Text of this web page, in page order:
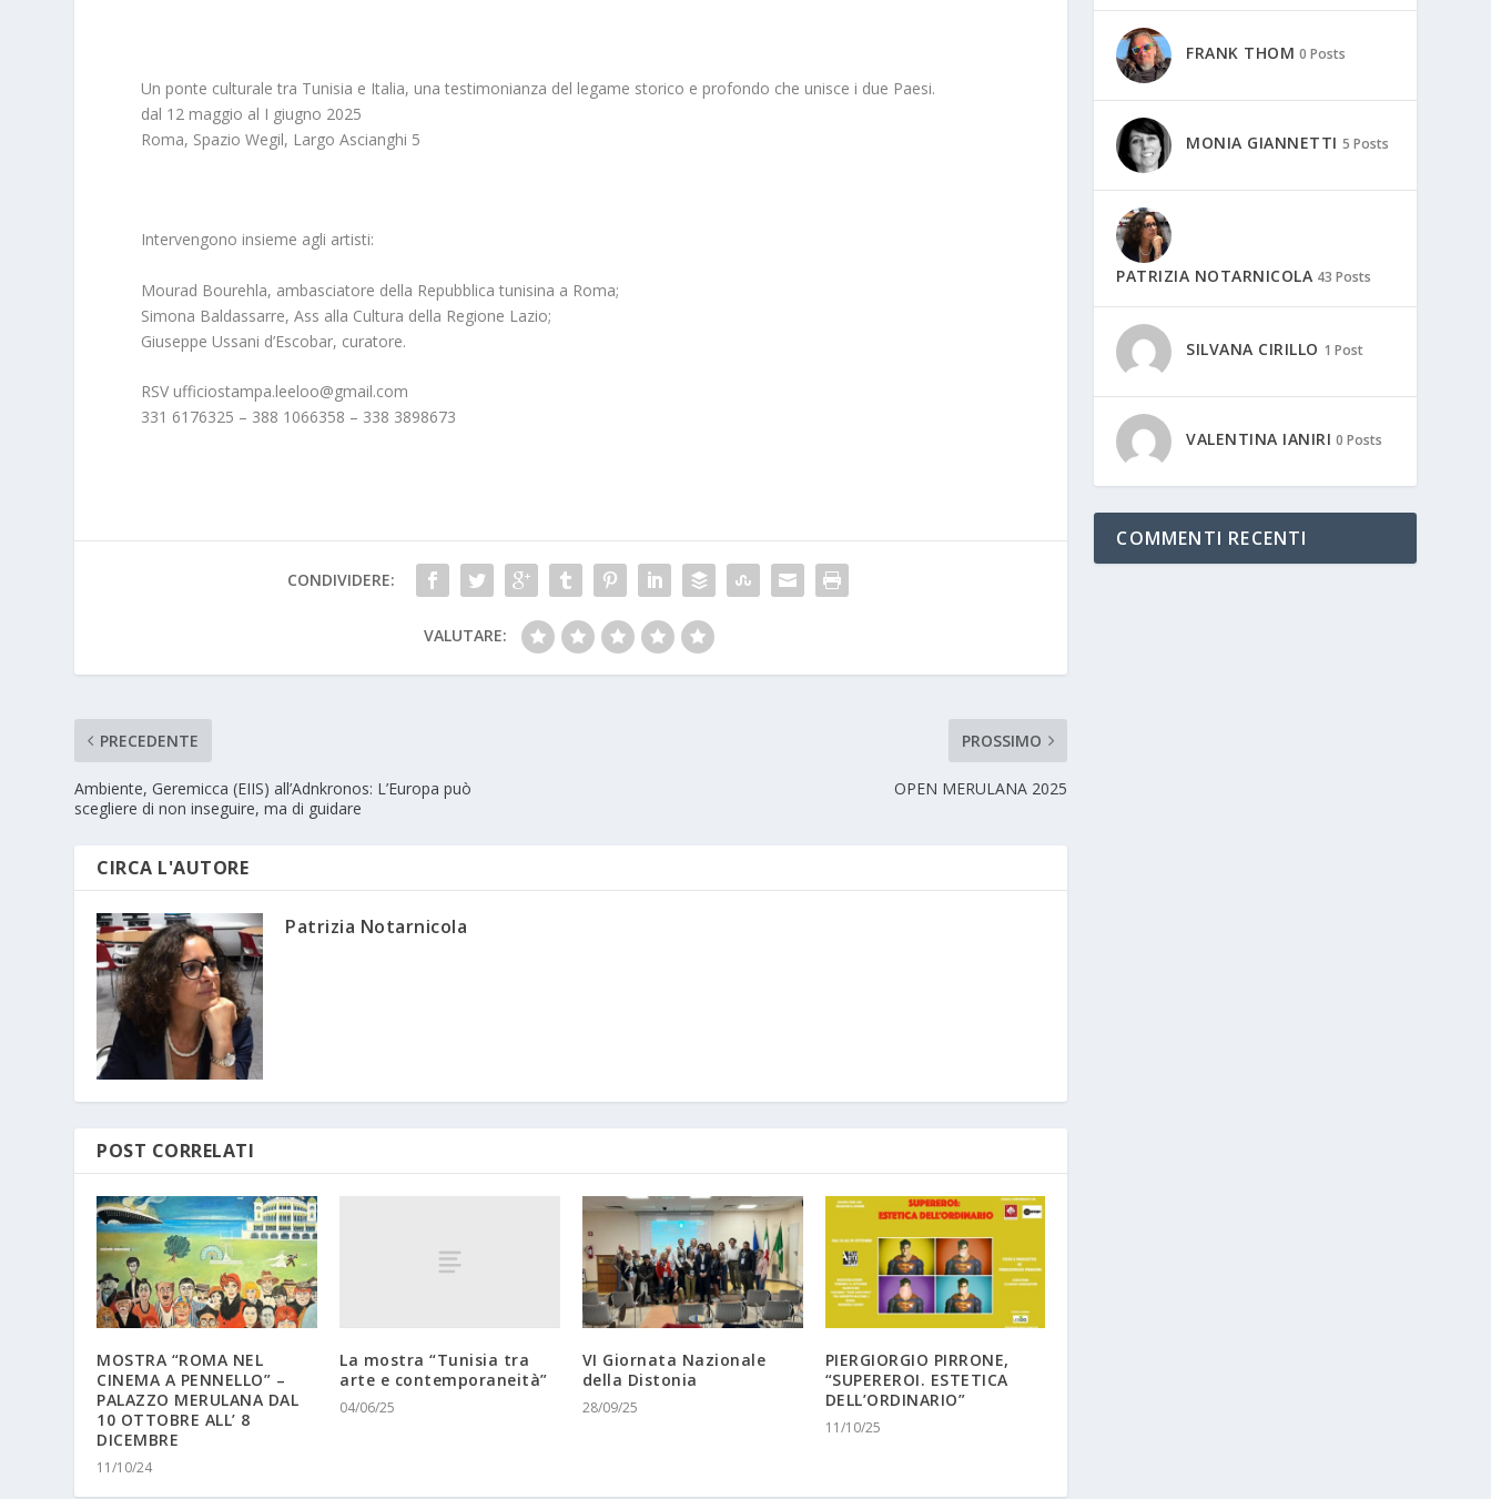
Un ponte culturale tra Tunisia e Italia, una testimonianza del legame storico e profondo che unisce i due Paesi.
dal 12 maggio al I giugno 2025
Roma, Spazio Wegil, Largo Ascianghi 5
Intervengono insieme agli artisti:
Mourad Bourehla, ambasciatore della Repubblica tunisina a Roma;
Simona Baldassarre, Ass alla Cultura della Regione Lazio;
Giuseppe Ussani d’Escobar, curatore.
RSV ufficiostampa.leeloo@gmail.com
331 6176325 – 388 1066358 – 338 3898673
CONDIVIDERE:
VALUTARE:
PRECEDENTE
Ambiente, Geremicca (EIIS) all’Adnkronos: L’Europa può
scegliere di non inseguire, ma di guidare
PROSSIMO
OPEN MERULANA 2025
CIRCA L'AUTORE
Patrizia Notarnicola
POST CORRELATI
MOSTRA “ROMA NEL
CINEMA A PENNELLO” –
PALAZZO MERULANA DAL
10 OTTOBRE ALL’ 8
DICEMBRE
11/10/24
La mostra “Tunisia tra
arte e contemporaneità”
04/06/25
VI Giornata Nazionale
della Distonia
28/09/25
PIERGIORGIO PIRRONE,
“SUPEREROI. ESTETICA
DELL’ORDINARIO”
11/10/25
FRANK THOM 0 Posts
MONIA GIANNETTI 5 Posts
PATRIZIA NOTARNICOLA 43 Posts
SILVANA CIRILLO 1 Post
VALENTINA IANIRI 0 Posts
COMMENTI RECENTI